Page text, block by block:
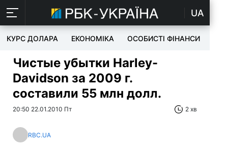
UA
КУРС ДОЛАРА ЕКОНОМІКА ОСОБИСТІ ФІНАНСИ
Чистые убытки Harley-
Davidson за 2009 г.
составили 55 млн долл.
20:50 22.01.2010 Пт 2 хв
RBC.UA